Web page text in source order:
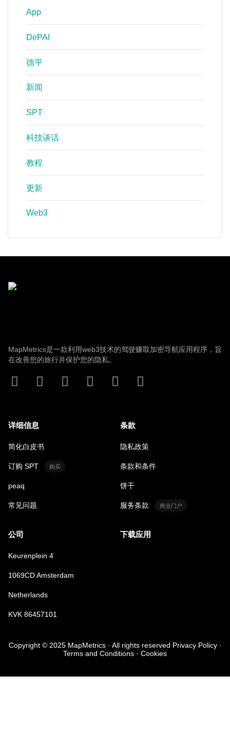
App
DePAI
德平
新闻
SPT
科技谈话
教程
更新
Web3
MapMetrics是一款利用web3技术的驾驶赚取加密导航应用程序，旨
在改善您的旅行并保护您的隐私。
详细信息
简化白皮书
订购 SPT 购买
peaq
常见问题
条款
隐私政策
条款和条件
饼干
服务条款 商业门户
公司
Keurenplein 4
1069CD Amsterdam
Netherlands
KVK 86457101
下载应用
Copyright © 2025 MapMetrics · All rights reserved Privacy Policy ·
Terms and Conditions · Cookies